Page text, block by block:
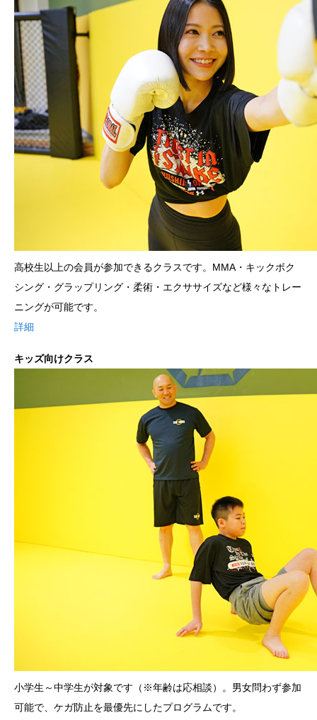
高校生以上の会員が参加できるクラスです。MMA・キックボク
シング・グラップリング・柔術・エクササイズなど様々なトレー
ニングが可能です。
詳細
キッズ向けクラス
小学生～中学生が対象です（※年齢は応相談）。男女問わず参加
可能で、ケガ防止を最優先にしたプログラムです。